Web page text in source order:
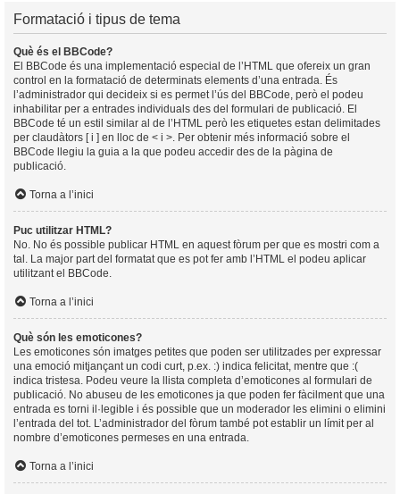
Formatació i tipus de tema
Què és el BBCode?
El BBCode és una implementació especial de l’HTML que ofereix un gran
control en la formatació de determinats elements d’una entrada. És
l’administrador qui decideix si es permet l’ús del BBCode, però el podeu
inhabilitar per a entrades individuals des del formulari de publicació. El
BBCode té un estil similar al de l’HTML però les etiquetes estan delimitades
per claudàtors [ i ] en lloc de < i >. Per obtenir més informació sobre el
BBCode llegiu la guia a la que podeu accedir des de la pàgina de
publicació.
Torna a l’inici
Puc utilitzar HTML?
No. No és possible publicar HTML en aquest fòrum per que es mostri com a
tal. La major part del formatat que es pot fer amb l’HTML el podeu aplicar
utilitzant el BBCode.
Torna a l’inici
Què són les emoticones?
Les emoticones són imatges petites que poden ser utilitzades per expressar
una emoció mitjançant un codi curt, p.ex. :) indica felicitat, mentre que :(
indica tristesa. Podeu veure la llista completa d’emoticones al formulari de
publicació. No abuseu de les emoticones ja que poden fer fàcilment que una
entrada es torni il·legible i és possible que un moderador les elimini o elimini
l’entrada del tot. L’administrador del fòrum també pot establir un límit per al
nombre d’emoticones permeses en una entrada.
Torna a l’inici